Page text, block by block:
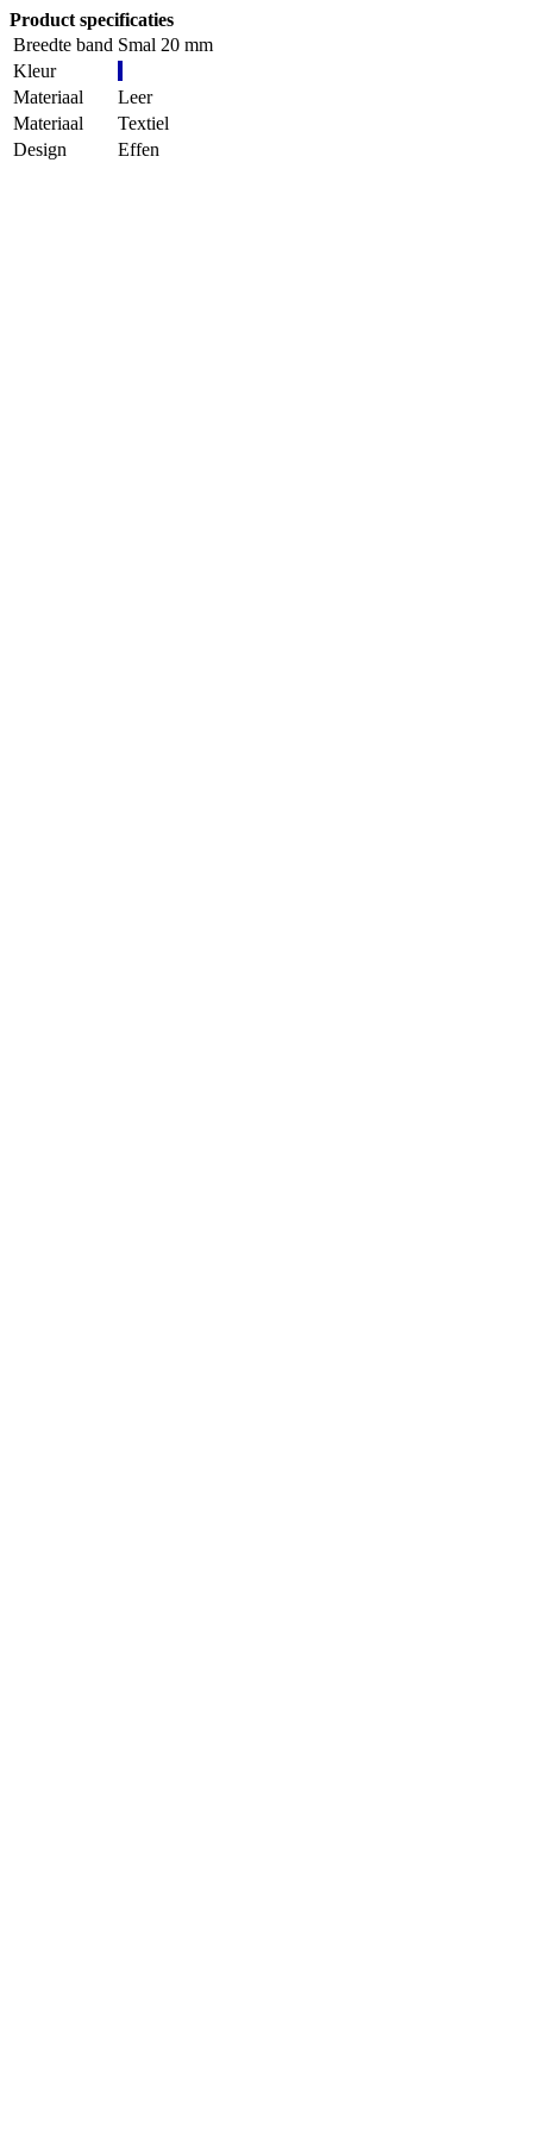
Product specificaties
Breedte band Smal 20 mm
Kleur
Materiaal
Leer
Materiaal
Textiel
Design
Effen